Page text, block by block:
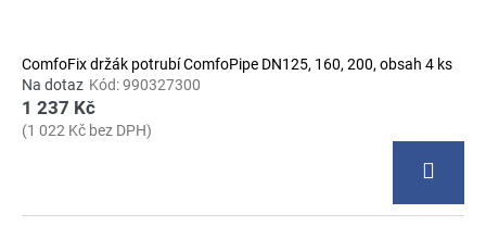
ComfoFix držák potrubí ComfoPipe DN125, 160, 200, obsah 4 ks
Na dotaz Kód:990327300
1 237 Kč
(1 022 Kč bez DPH)